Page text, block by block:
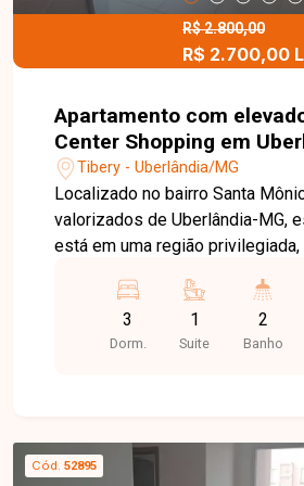
R$ 2.800,00
R$ 2.700,00 L
Apartamento com
Center Shopping em
Tibery - Uberlândia/MG
Localizado no bairro Santa
valorizados de Uberlândia-MG,
está em uma região
oferta de supermercados,
universidades, farmácias,
diversos serviços. Uma
por apenas 03 andares e 02
andar, garantindo mais
3
Dorm.
1
Suite
2
Banho
Cód. 52895